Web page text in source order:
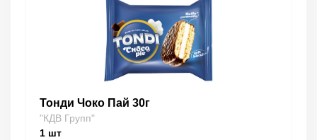
Тонди Чоко Пай 30г
"КДВ Групп"
1 шт